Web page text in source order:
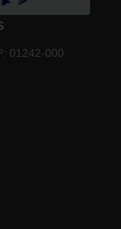
01242-000